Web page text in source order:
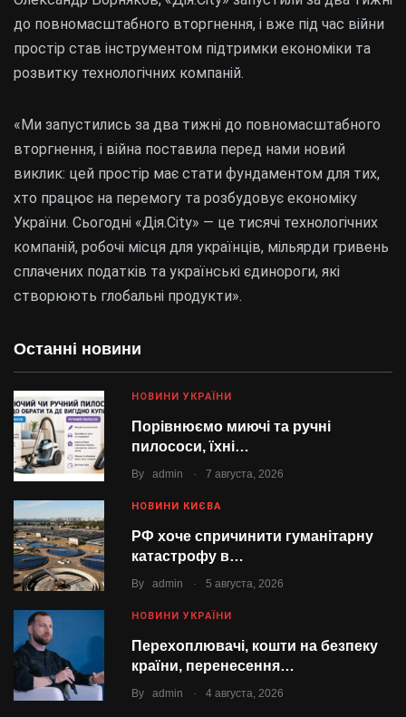
Останні новини
НОВИНИ УКРАЇНИ
Порівнюємо миючі та ручні
пилососи, їхні…
By admin . 7 августа, 2026
НОВИНИ КИЄВА
РФ хоче спричинити гуманітарну
катастрофу в…
By admin . 5 августа, 2026
НОВИНИ УКРАЇНИ
Перехоплювачі, кошти на безпеку
країни, перенесення…
By admin . 4 августа, 2026
до повномасштабного вторгнення, і вже під час війни
простір став інструментом підтримки економіки та
розвитку технологічних компаній.
«Ми запустились за два тижні до повномасштабного
вторгнення, і війна поставила перед нами новий
виклик: цей простір має стати фундаментом для тих,
хто працює на перемогу та розбудовує економіку
України. Сьогодні «Дія.City» — це тисячі технологічних
компаній, робочі місця для українців, мільярди гривень
сплачених податків та українські єдинороги, які
створюють глобальні продукти».